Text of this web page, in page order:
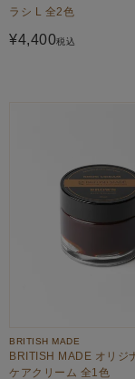
ラシ L 全2色
¥4,400税込
BRITISH MADE
BRITISH MADE オリジ
ケアクリーム 全1色